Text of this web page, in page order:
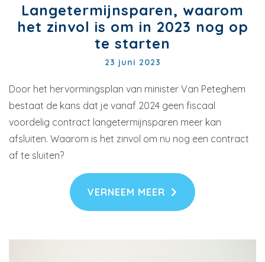
Langetermijnsparen, waarom
het zinvol is om in 2023 nog op
te starten
23 juni 2023
Door het hervormingsplan van minister Van Peteghem
bestaat de kans dat je vanaf 2024 geen fiscaal
voordelig contract langetermijnsparen meer kan
afsluiten. Waarom is het zinvol om nu nog een contract
af te sluiten?
VERNEEM MEER